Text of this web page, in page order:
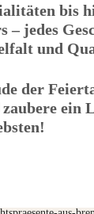
bis
– jedes
und
der
ein